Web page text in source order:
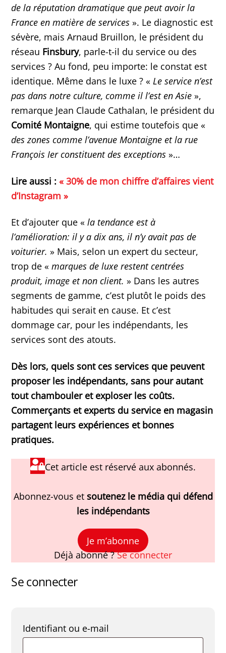
de la réputation dramatique que peut avoir la
France en matière de services ». Le diagnostic est
sévère, mais Arnaud Bruillon, le président du
réseau Finsbury, parle-t-il du service ou des
services ? Au fond, peu importe: le constat est
identique. Même dans le luxe ? «Le service n’est
pas dans notre culture, comme il l’est en Asie »,
remarque Jean Claude Cathalan, le président du
Comité Montaigne, qui estime toutefois que «
des zones comme l’avenue Montaigne et la rue
François Ier constituent des exceptions »…
Lire aussi :« 30% de mon chiffre d’affaires vient
d’Instagram »
Et d’ajouter que «la tendance est à
l’amélioration: il y a dix ans, il n’y avait pas de
voiturier. » Mais, selon un expert du secteur,
trop de «marques de luxe restent centrées
produit, image et non client. » Dans les autres
segments de gamme, c’est plutôt le poids des
habitudes qui serait en cause. Et c’est
dommage car, pour les indépendants, les
services sont des atouts.
Dès lors, quels sont ces services que peuvent
proposer les indépendants, sans pour autant
tout chambouler et exploser les coûts.
Commerçants et experts du service en magasin
partagent leurs expériences et bonnes
pratiques.
Cet article est réservé aux abonnés.
Abonnez-vous et soutenez le média qui défend
les indépendants
Je m’abonne
Déjà abonné ?Se connecter
Se connecter
Identifiant ou e-mail